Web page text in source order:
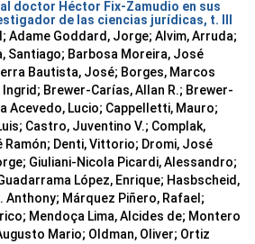
doctor Héctor Fix-Zamudio en sus
de las ciencias jurídicas, t. III
Adame Goddard, Jorge; Alvim, Arruda;
Santiago; Barbosa Moreira, José
Bautista, José; Borges, Marcos
Brewer-Carías, Allan R.; Brewer-
Acevedo, Lucio; Cappelletti, Mauro;
Castro, Juventino V.; Complak,
Denti, Vittorio; Dromi, José
Giuliani-Nicola Picardi, Alessandro;
López, Enrique; Hasbscheid,
Márquez Piñero, Rafael;
Mendoça Lima, Alcides de; Montero
Mario; Oldman, Oliver; Ortiz